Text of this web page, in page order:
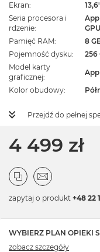
Ekran
Seria procesora i
rdzenie
Pamięć RAM
8
Pojemność dysku
256
Model karty
graficznej
Kolor obudowy
Przejdź do pełnej
4 499 zł
zapytaj o produkt +48 22
WYBIERZ PLAN OPIEKI
zobacz szczegóły